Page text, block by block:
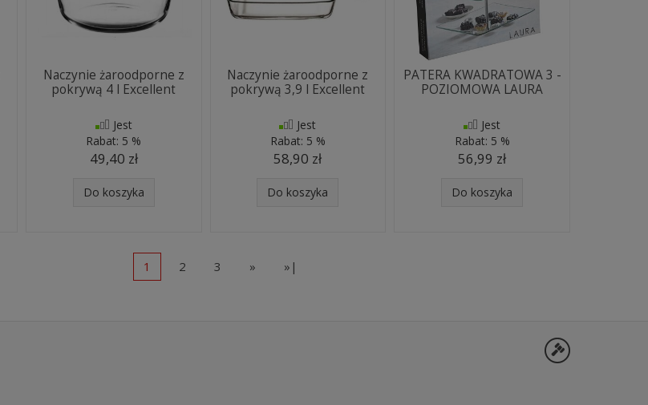
Naczynie żaroodporne z
pokrywą 4 l Excellent
Jest
Rabat: 5 %
49,40 zł
Do koszyka
Naczynie żaroodporne z
pokrywą 3,9 l Excellent
Jest
Rabat: 5 %
58,90 zł
Do koszyka
PATERA KWADRATOWA 3 -
POZIOMOWA LAURA
Jest
Rabat: 5 %
56,99 zł
Do koszyka
1 2 3 » »|